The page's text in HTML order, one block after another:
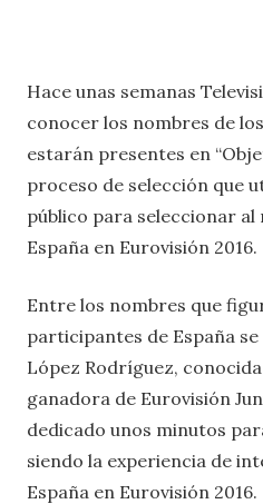
Hace unas semanas
conocer los nombres de
estarán presentes en
proceso de selección que
público para seleccionar
España en Eurovisión 2016.
Entre los nombres que
participantes de España
López Rodríguez,
ganadora de Eurovisión
dedicado unos minutos
siendo la experiencia de
España en Eurovisión 2016.